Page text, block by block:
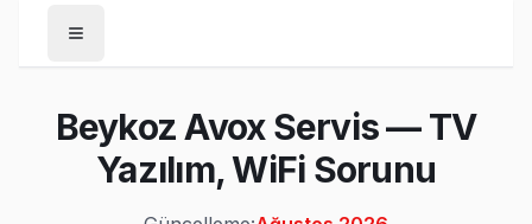
/Beykoz
Avox
Beykoz Avox Servis — TV
Yazılım, WiFi Sorunu